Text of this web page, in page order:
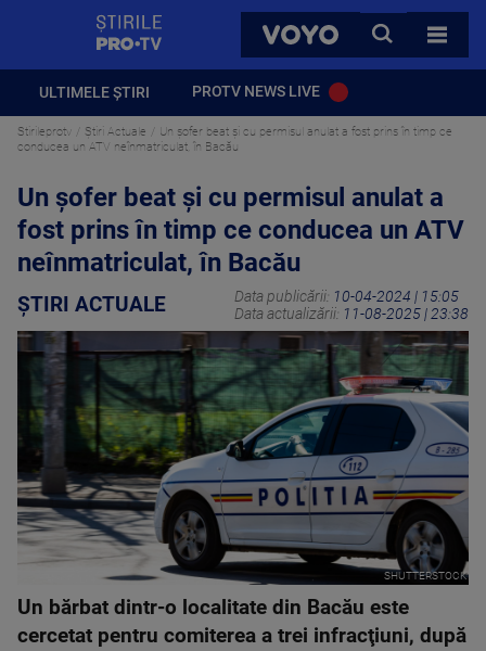
VOYO
CAUTA
TOATE
ULTIMELE ȘTIRI PROTV NEWS LIVE
Stirileprotv Știri Actuale
Un șofer beat și cu permisul anulat a fost prins în timp ce
conducea un ATV neînmatriculat, în Bacău
Un șofer beat și cu permisul anulat a
fost prins în timp ce conducea un ATV
neînmatriculat, în Bacău
ȘTIRI ACTUALE Data publicării: 10-04-2024 | 15:05
Data actualizării: 11-08-2025 | 23:38
SHUTTERSTOCK
Un bărbat dintr-o localitate din Bacău este
cercetat pentru comiterea a trei infracţiuni, după